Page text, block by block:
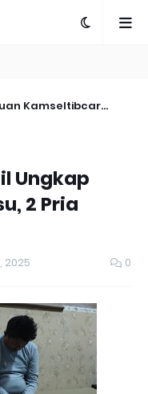
Kamseltibcar
Ungkap
2 Pria
2025 0